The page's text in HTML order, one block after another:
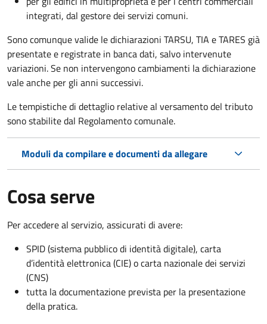
integrati, dal gestore dei servizi comuni.
Sono comunque valide le dichiarazioni TARSU, TIA e TARES già
presentate e registrate in banca dati, salvo intervenute
variazioni. Se non intervengono cambiamenti la dichiarazione
vale anche per gli anni successivi.
Le tempistiche di dettaglio relative al versamento del tributo
sono stabilite dal Regolamento comunale.
Moduli da compilare e documenti da allegare
Cosa serve
Per accedere al servizio, assicurati di avere:
SPID (sistema pubblico di identità digitale), carta
d’identità elettronica (CIE) o carta nazionale dei servizi
(CNS)
tutta la documentazione prevista per la presentazione
della pratica.